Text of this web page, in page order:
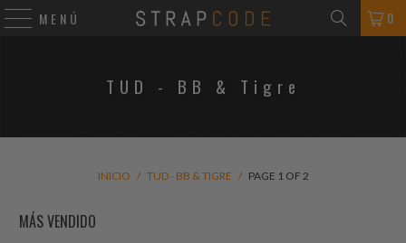
MENÚ 0
TUD - BB & Tigre
INICIO / TUD - BB & TIGRE / PAGE 1 OF 2